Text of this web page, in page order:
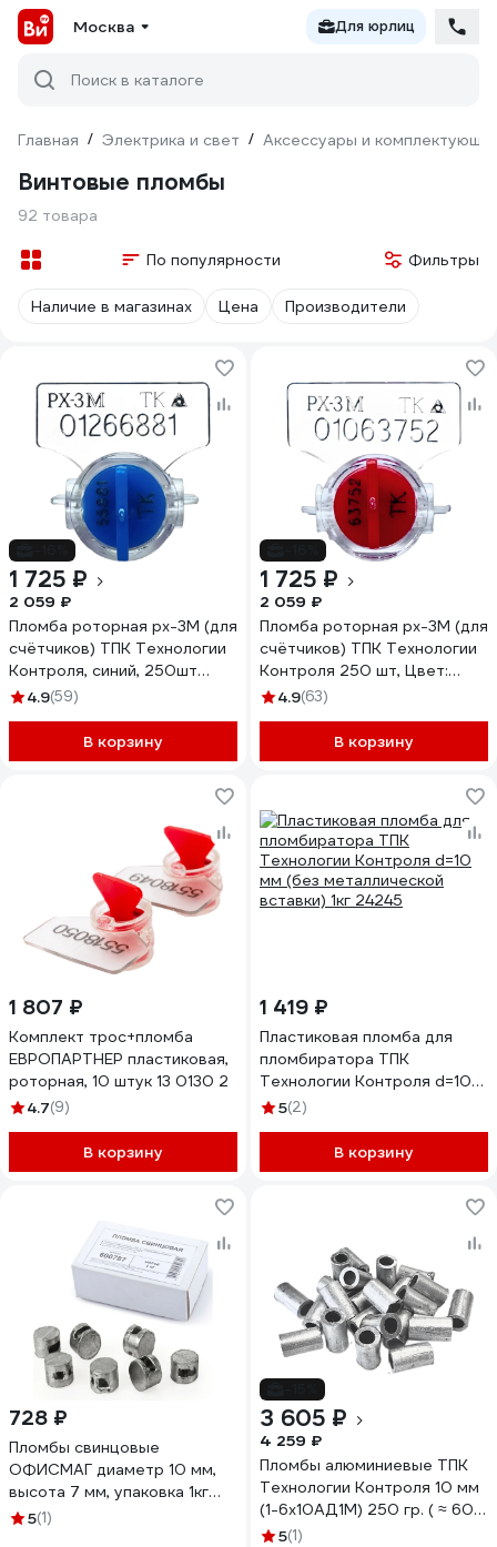
Москва Для юрлиц
Поиск в каталоге
Главная / Электрика и свет / Аксессуары и
Винтовые пломбы
92 товара
По популярности Фильтры
Наличие в магазинах Цена Производители
1 725 ₽
2 059 ₽
Пломба роторная рх-3М (для
счётчиков) ТПК Технологии
Контроля, синий, 250шт
24127
4.9(59)
В корзину
1 725 ₽
2 059 ₽
Пломба роторная рх-3М (для
счётчиков) ТПК Технологии
Контроля 250 шт, Цвет:
красный 24136
4.9(63)
В корзину
1 807 ₽
Комплект трос+пломба
ЕВРОПАРТНЕР пластиковая,
роторная, 10 штук 13 0130 2
4.7(9)
В корзину
1 419 ₽
Пластиковая пломба для
пломбиратора ТПК
Технологии Контроля d=10
мм (без металлической
5(2)
В корзину
728 ₽
Пломбы свинцовые
ОФИСМАГ диаметр 10 мм,
высота 7 мм, упаковка 1кг
600787
5(1)
3 605 ₽
4 259 ₽
Пломбы алюминиевые ТПК
Технологии Контроля 10 мм
(1-6x10АД1М) 250 гр. ( ≈ 600
шт.) 24264
5(1)